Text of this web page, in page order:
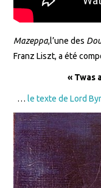
Mazeppa,l’une des
Franz Liszt, a été
« Twas
… le texte de Lord